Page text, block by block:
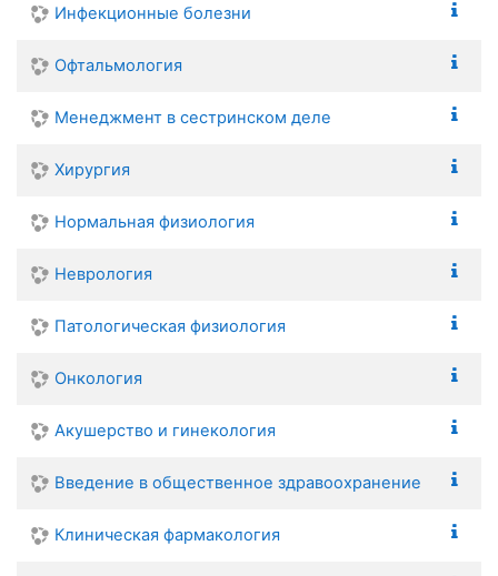
Инфекционные болезни
Офтальмология
Менеджмент в сестринском деле
Хирургия
Нормальная физиология
Неврология
Патологическая физиология
Онкология
Акушерство и гинекология
Введение в общественное здравоохранение
Клиническая фармакология